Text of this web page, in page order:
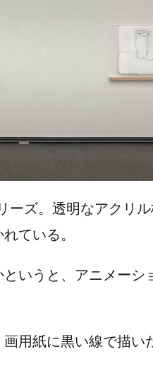
ズ。透明なアクリル
ている。
いうと、アニメーシ
用紙に黒い線で描い